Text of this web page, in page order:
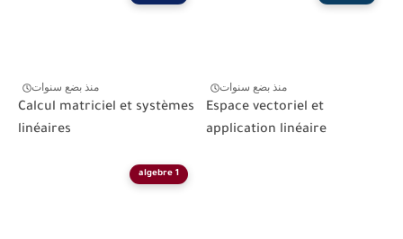
منذ بضع سنوات
Calcul matriciel et systèmes
linéaires
منذ بضع سنوات
Espace vectoriel et
application linéaire
algebre 1